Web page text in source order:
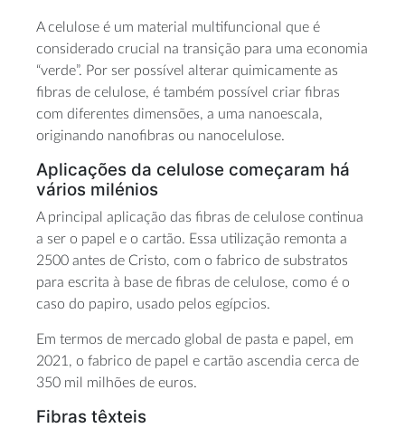
A celulose é um material multifuncional que é
considerado crucial na transição para uma economia
“verde”. Por ser possível alterar quimicamente as
fibras de celulose, é também possível criar fibras
com diferentes dimensões, a uma nanoescala,
originando nanofibras ou nanocelulose.
Aplicações da celulose começaram há
vários milénios
A principal aplicação das fibras de celulose continua
a ser o papel e o cartão. Essa utilização remonta a
2500 antes de Cristo, com o fabrico de substratos
para escrita à base de fibras de celulose, como é o
caso do papiro, usado pelos egípcios.
Em termos de mercado global de pasta e papel, em
2021, o fabrico de papel e cartão ascendia cerca de
350 mil milhões de euros.
Fibras têxteis